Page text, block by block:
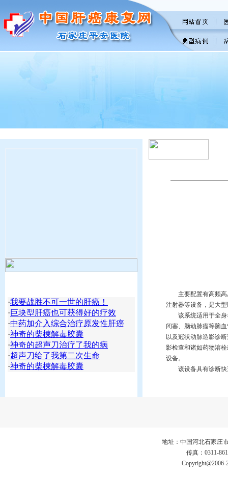
·我要战胜不可一世的肝癌！
·巨块型肝癌也可获得好的疗效
·中药加介入综合治疗原发性肝癌
·神奇的柴楝解毒胶囊
·神奇的超声刀治疗了我的病
·超声刀给了我第二次生命
·神奇的柴楝解毒胶囊
主要配置有高频高
注射器等设备，是大
该系统适用于全身
闭塞、脑动脉瘤等脑
以及冠状动脉造影诊
影检查和诸如药物溶
设备。
该设备具有诊断快
地址：中国河北石家庄
传真：0311-